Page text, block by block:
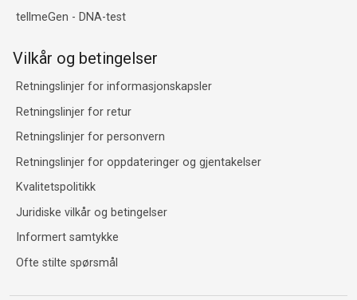
tellmeGen - DNA-test
Vilkår og betingelser
Retningslinjer for informasjonskapsler
Retningslinjer for retur
Retningslinjer for personvern
Retningslinjer for oppdateringer og gjentakelser
Kvalitetspolitikk
Juridiske vilkår og betingelser
Informert samtykke
Ofte stilte spørsmål